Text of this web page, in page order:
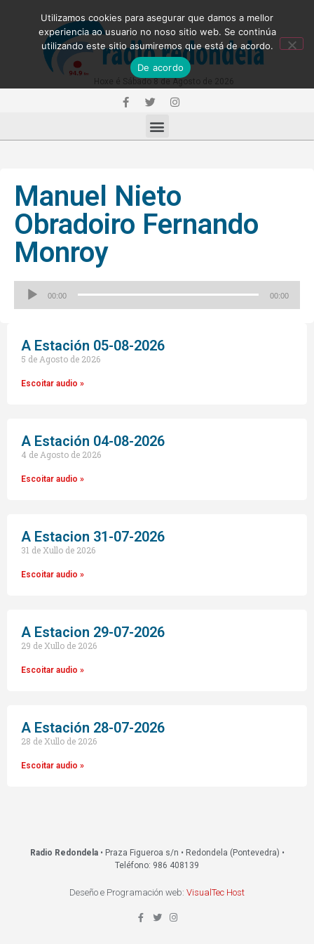
Manuel Nieto
Obradoiro Fernando
Monroy
00:00 00:00
A Estación 05-08-2026
5 de Agosto de 2026
Escoitar audio »
A Estación 04-08-2026
4 de Agosto de 2026
Escoitar audio »
A Estacion 31-07-2026
31 de Xullo de 2026
Escoitar audio »
A Estacion 29-07-2026
29 de Xullo de 2026
Escoitar audio »
A Estación 28-07-2026
28 de Xullo de 2026
Escoitar audio »
Radio Redondela• Praza Figueroa s/n • Redondela (Pontevedra) •
Teléfono: 986 408139
Deseño e Programación web: VisualTec Host
Utilizamos cookies para asegurar que damos a mellor
experiencia ao usuario no noso sitio web. Se continúa
utilizando este sitio asumiremos que está de acordo.
De acordo